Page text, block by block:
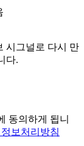
시그널로 다시 만
다.
동의하게 됩니
보처리방침